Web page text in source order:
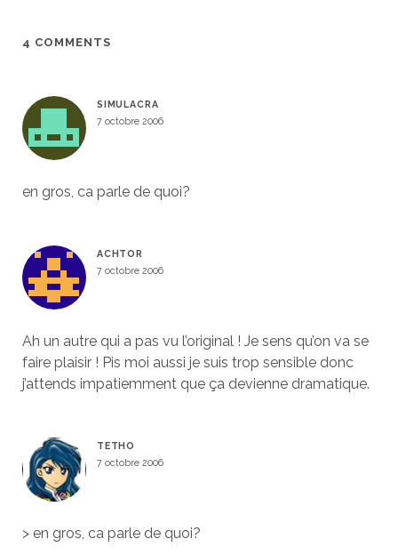
4 COMMENTS
SIMULACRA
7 octobre 2006
en gros, ca parle de quoi?
ACHTOR
7 octobre 2006
Ah un autre qui a pas vu l’original ! Je sens qu’on va se
faire plaisir ! Pis moi aussi je suis trop sensible donc
j’attends impatiemment que ça devienne dramatique.
TETHO
7 octobre 2006
> en gros, ca parle de quoi?